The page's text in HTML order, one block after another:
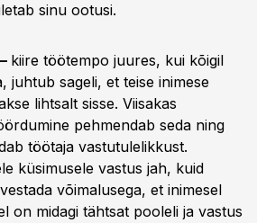
sinu ootusi.
kiire töötempo juures, kui kõigil
juhtub sageli, et teise inimese
lihtsalt sisse. Viisakas
pehmendab seda ning
töötaja vastutulelikkust.
küsimusele vastus jah, kuid
võimalusega, et inimesel
on midagi tähtsat pooleli ja vastus